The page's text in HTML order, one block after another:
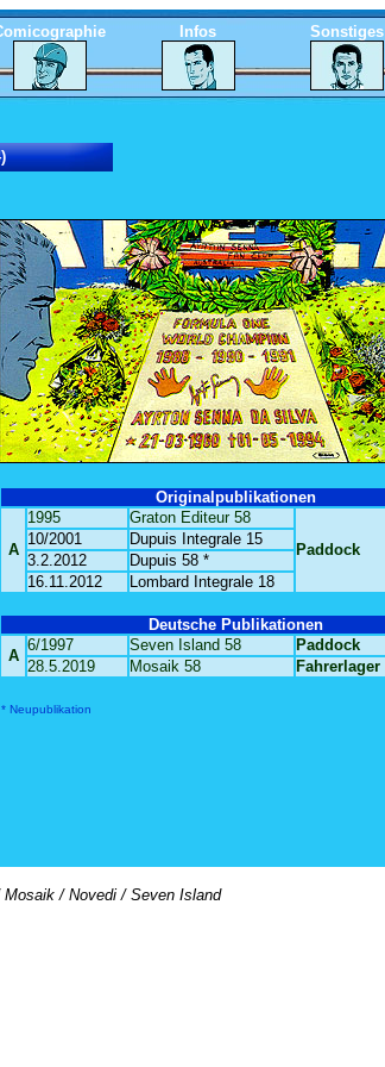
Infos Sonstiges
Originalpublikationen
A
1995
Graton Editeur 58
Paddock
10/2001
Dupuis Integrale 15
3.2.2012
Dupuis 58 *
16.11.2012
Lombard Integrale 18
Deutsche Publikationen
A
6/1997 Seven Island 58
Paddock
28.5.2019
Mosaik 58 Fahrerlager
* Neupublikation
/ Novedi / Seven Island